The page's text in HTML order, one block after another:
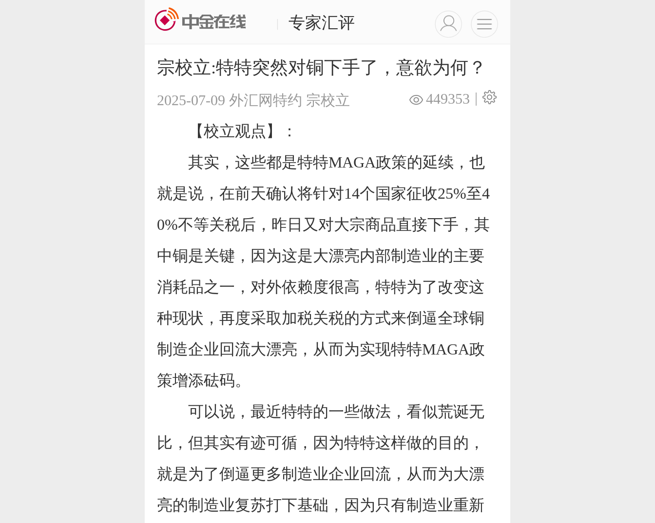
| 专家汇评
宗校立:特特突然对铜下手了，意欲为何？
2025-07-09 外汇网特约 宗校立 |
449353
【校立观点】：
其实，这些都是特特MAGA政策的延续，也
就是说，在前天确认将针对14个国家征收25%至4
0%不等关税后，昨日又对大宗商品直接下手，其
中铜是关键，因为这是大漂亮内部制造业的主要
消耗品之一，对外依赖度很高，特特为了改变这
种现状，再度采取加税关税的方式来倒逼全球铜
制造企业回流大漂亮，从而为实现特特MAGA政
策增添砝码。
可以说，最近特特的一些做法，看似荒诞无
比，但其实有迹可循，因为特特这样做的目的，
就是为了倒逼更多制造业企业回流，从而为大漂
亮的制造业复苏打下基础，因为只有制造业重新